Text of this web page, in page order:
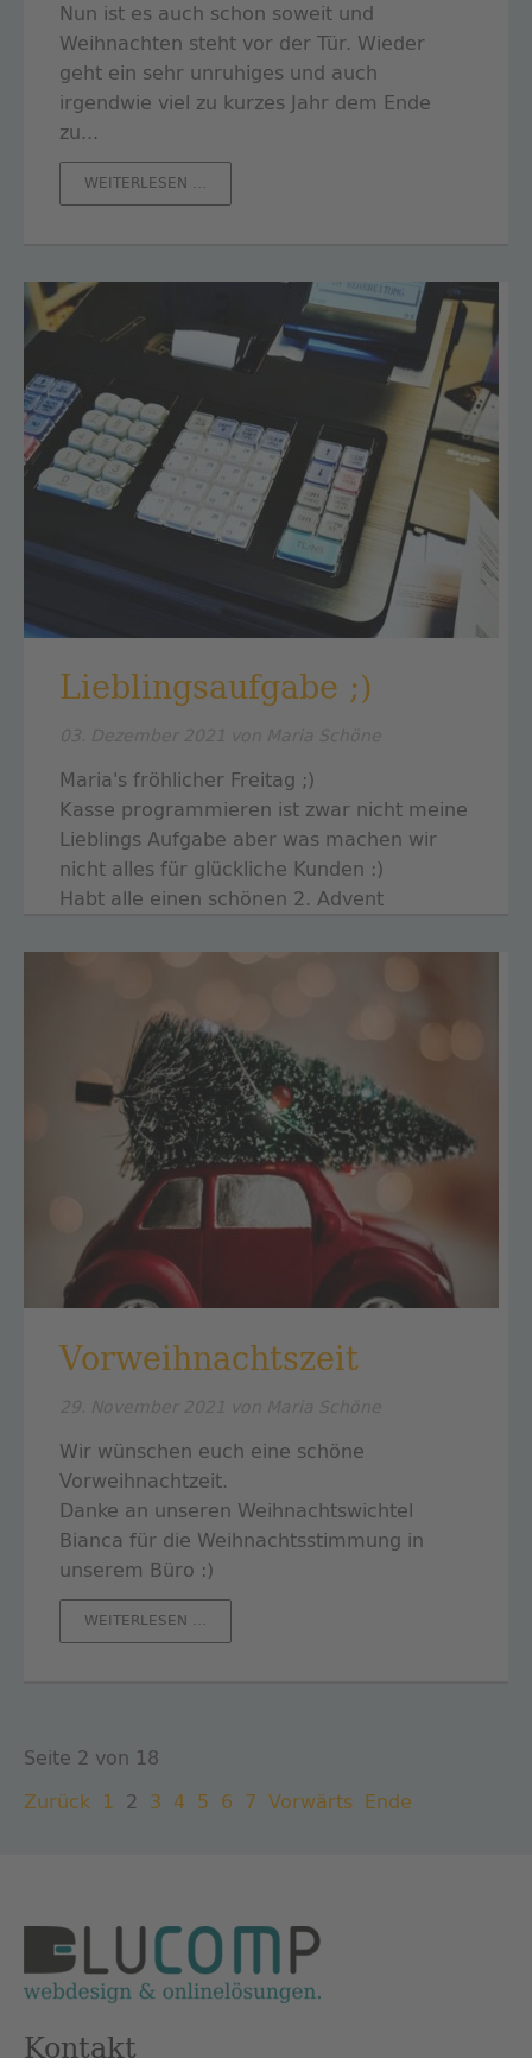
Nun ist es auch schon soweit und
Weihnachten steht vor der Tür. Wieder
geht ein sehr unruhiges und auch
irgendwie viel zu kurzes Jahr dem Ende
zu. ..
WEITERLESEN …
WÜNSCHE
Lieblingsaufgabe ;)
Maria's fröhlicher Freitag ;)
Kasse programmieren ist zwar nicht meine
Lieblings Aufgabe aber was machen wir
nicht alles für glückliche Kunden :)
Habt alle einen schönen 2. Advent
Vorweihnachtszeit
Wir wünschen euch eine schöne
Vorweihnachtzeit.
Danke an unseren Weihnachtswichtel
Bianca für die Weihnachtsstimmung in
unserem Büro :)
WEITERLESEN …
Seite 2 von 18
Zurück
1 2 3 4 5 6 7 Vorwärts Ende
Kontakt